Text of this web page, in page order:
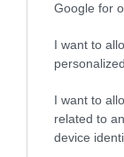
Google for
I want to
I want to
related to
device
This Simple
Your Body!
368 35